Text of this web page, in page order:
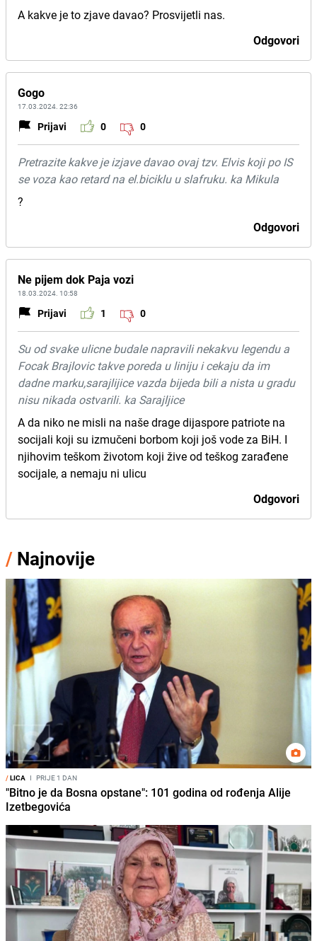
A kakve je to zjave davao? Prosvijetli nas.
Odgovori
Gogo
17.03.2024. 22:36
Prijavi 0 0
Pretrazite kakve je izjave davao ovaj tzv. Elvis koji po IS
se voza kao retard na el.biciklu u slafruku. ka Mikula
?
Odgovori
Ne pijem dok Paja vozi
18.03.2024. 10:58
Prijavi 1 0
Su od svake ulicne budale napravili nekakvu legendu a
Focak Brajlovic takve poreda u liniju i cekaju da im
dadne marku,sarajlijice vazda bijeda bili a nista u gradu
nisu nikada ostvarili. ka Sarajljice
A da niko ne misli na naše drage dijaspore patriote na
socijali koji su izmučeni borbom koji još vode za BiH. I
njihovim teškom životom koji žive od teškog zarađene
socijale, a nemaju ni ulicu
Odgovori
/ Najnovije
/LICA I PRIJE 1 DAN
"Bitno je da Bosna opstane": 101 godina od rođenja Alije
Izetbegovića